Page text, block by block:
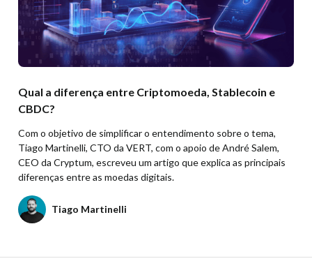
Qual a diferença entre Criptomoeda, Stablecoin e
CBDC?
Com o objetivo de simplificar o entendimento sobre o tema,
Tiago Martinelli, CTO da VERT, com o apoio de André Salem,
CEO da Cryptum, escreveu um artigo que explica as principais
diferenças entre as moedas digitais.
Tiago Martinelli